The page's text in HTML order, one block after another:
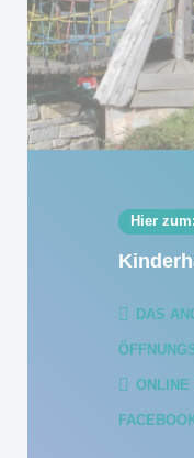
Hier zum:
DAS
ONLINE